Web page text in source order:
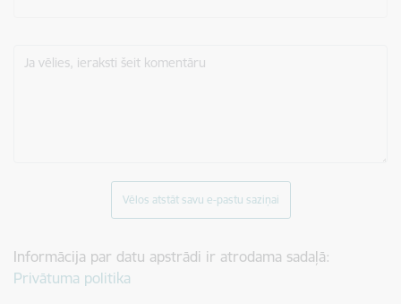
Ja vēlies, ieraksti šeit komentāru
Vēlos atstāt savu e-pastu saziņai
Informācija par datu apstrādi ir atrodama sadaļā:
Privātuma politika